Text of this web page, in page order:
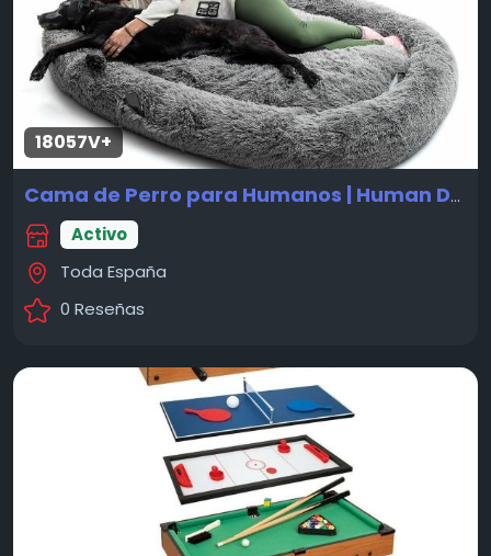
18057V+
Cama de Perro para Humanos | Human Dog Bed XXL InnovaGoods Grey
Activo
Toda España
0 Reseñas